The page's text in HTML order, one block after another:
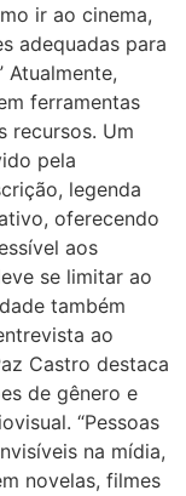
ir ao cinema,
adequadas para
Atualmente,
ferramentas
recursos. Um
pela
legenda
oferecendo
aos
se limitar ao
também
ao
Castro destaca
de gênero e
“Pessoas
na mídia,
novelas, filmes